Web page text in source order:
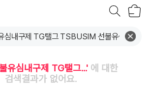
유심내구제 TG탤그...'에 대한
검색결과가 없어요.